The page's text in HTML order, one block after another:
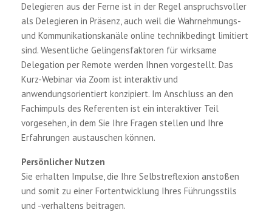
Delegieren aus der Ferne ist in der Regel anspruchsvoller
als Delegieren in Präsenz, auch weil die Wahrnehmungs-
und Kommunikationskanäle online technikbedingt limitiert
sind. Wesentliche Gelingensfaktoren für wirksame
Delegation per Remote werden Ihnen vorgestellt. Das
Kurz-Webinar via Zoom ist interaktiv und
anwendungsorientiert konzipiert. Im Anschluss an den
Fachimpuls des Referenten ist ein interaktiver Teil
vorgesehen, in dem Sie Ihre Fragen stellen und Ihre
Erfahrungen austauschen können.
Persönlicher Nutzen
Sie erhalten Impulse, die Ihre Selbstreflexion anstoßen
und somit zu einer Fortentwicklung Ihres Führungsstils
und -verhaltens beitragen.